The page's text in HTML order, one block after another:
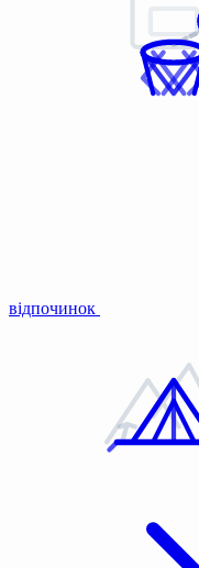
відпочинок